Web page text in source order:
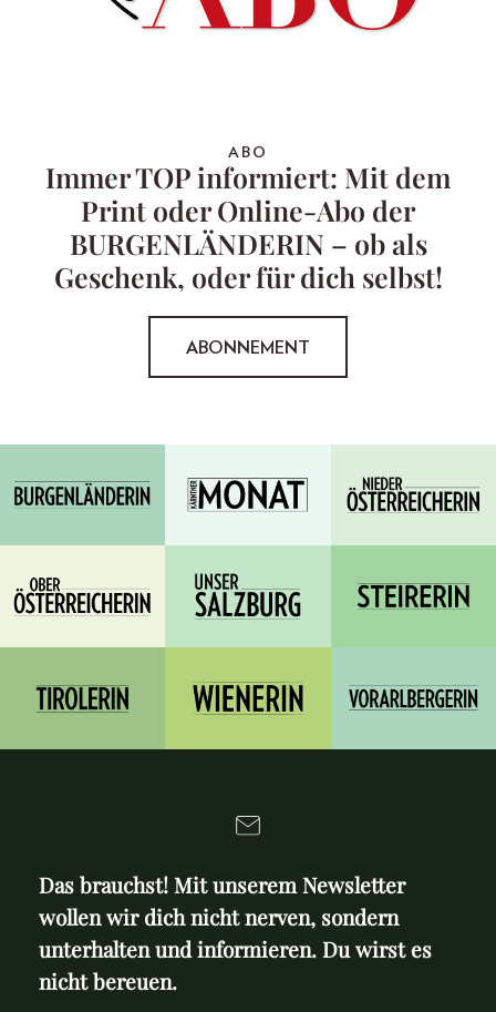
ABO
Immer TOP informiert: Mit dem
Print oder Online-Abo der
BURGENLÄNDERIN – ob als
Geschenk, oder für dich selbst!
ABONNEMENT
Das brauchst! Mit unserem Newsletter
wollen wir dich nicht nerven, sondern
unterhalten und informieren. Du wirst es
nicht bereuen.